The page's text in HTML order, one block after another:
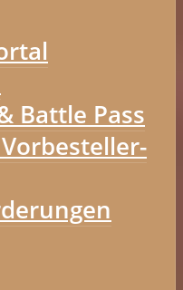
Battle Pass